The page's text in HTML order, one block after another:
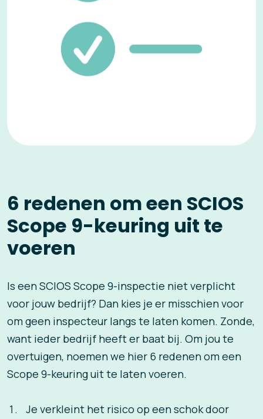
6 redenen om een SCIOS
Scope 9-keuring uit te
voeren
Is een SCIOS Scope 9-inspectie niet verplicht
voor jouw bedrijf? Dan kies je er misschien voor
om geen inspecteur langs te laten komen. Zonde,
want ieder bedrijf heeft er baat bij. Om jou te
overtuigen, noemen we hier 6 redenen om een
Scope 9-keuring uit te laten voeren.
Je verkleint het risico op een schok door